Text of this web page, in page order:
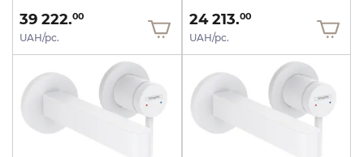
39 222.00
UAH/pc.
24 213.00
UAH/pc.